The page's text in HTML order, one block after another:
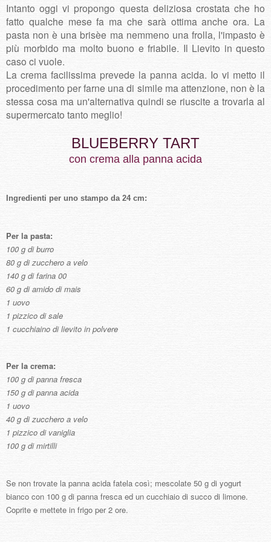
Intanto oggi vi propongo questa deliziosa crostata che ho
fatto qualche mese fa ma che sarà ottima anche ora. La
pasta non è una brisèe ma nemmeno una frolla, l'impasto è
più morbido ma molto buono e friabile. Il Lievito in questo
caso ci vuole.
La crema facilissima prevede la panna acida. Io vi metto il
procedimento per farne una di simile ma attenzione, non è la
stessa cosa ma un'alternativa quindi se riuscite a trovarla al
supermercato tanto meglio!
BLUEBERRY TART
con crema alla panna acida
Ingredienti per uno stampo da 24 cm:
Per la pasta:
100 g di burro
80 g di zucchero a velo
140 g di farina 00
60 g di amido di mais
1 uovo
1 pizzico di sale
1 cucchiaino di lievito in polvere
Per la crema:
100 g di panna fresca
150 g di panna acida
1 uovo
40 g di zucchero a velo
1 pizzico di vaniglia
100 g di mirtilli
Se non trovate la panna acida fatela così; mescolate 50 g di yogurt
bianco con 100 g di panna fresca ed un cucchiaio di succo di limone.
Coprite e mettete in frigo per 2 ore.